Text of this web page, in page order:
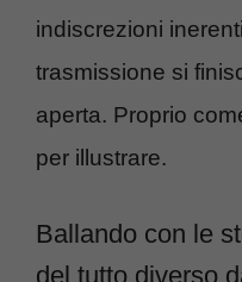
indiscrezioni
trasmissione si
aperta. Proprio
per illustrare.
Ballando con le
del tutto diverso